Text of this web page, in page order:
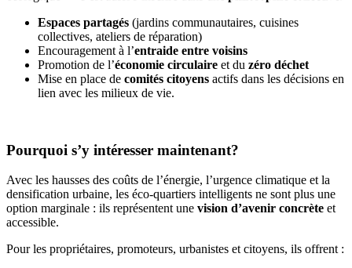
Espaces partagés (jardins communautaires, cuisines
collectives, ateliers de réparation)
Encouragement à l’entraide entre voisins
Promotion de l’économie circulaire et du zéro déchet
Mise en place de comités citoyens actifs dans les décisions en
lien avec les milieux de vie.
Pourquoi s’y intéresser maintenant?
Avec les hausses des coûts de l’énergie, l’urgence climatique et la
densification urbaine, les éco-quartiers intelligents ne sont plus une
option marginale : ils représentent une vision d’avenir concrète et
accessible.
Pour les propriétaires, promoteurs, urbanistes et citoyens, ils offrent :